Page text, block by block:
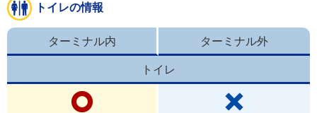
トイレの情報
ターミナル内 ターミナル外
トイレ